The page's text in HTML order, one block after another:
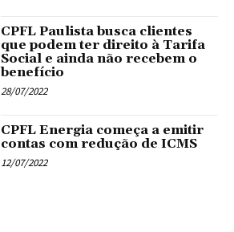
CPFL Paulista busca clientes
que podem ter direito à Tarifa
Social e ainda não recebem o
benefício
28/07/2022
CPFL Energia começa a emitir
contas com redução de ICMS
12/07/2022